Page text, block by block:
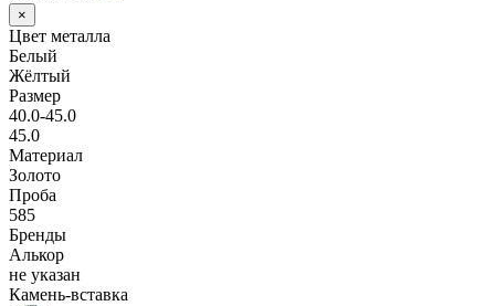
×
Цвет металла
Белый
Жёлтый
Размер
40.0-45.0
45.0
Материал
Золото
Проба
585
Бренды
Алькор
не указан
Камень-вставка